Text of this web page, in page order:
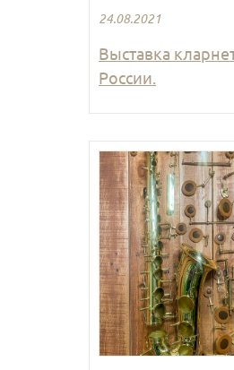
24.08.2021
Выставка
России.